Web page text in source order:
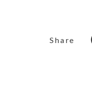
Share